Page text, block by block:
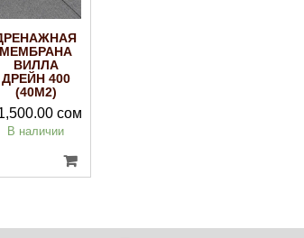
МЕМБРАНА
ВИЛЛА
ДРЕЙН 400
(40М2)
сом
В наличии